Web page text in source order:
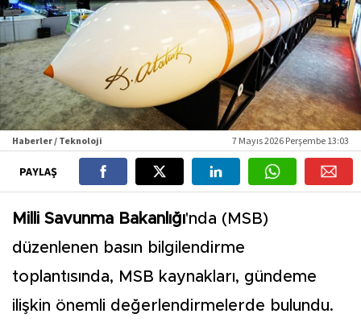
Haberler / Teknoloji 7 Mayıs 2026 Perşembe 13:03
PAYLAŞ
Milli Savunma Bakanlığı'nda (MSB)
düzenlenen basın bilgilendirme
toplantısında, MSB kaynakları, gündeme
ilişkin önemli değerlendirmelerde bulundu.